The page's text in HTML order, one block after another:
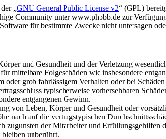
„GNU General Public License v2“ (GPL)
Community unter www.phpbb.de zur
für bestimmte Zwecke nicht untersagen
und Gesundheit und der Verletzung
mittelbare Folgeschäden wie insbesondere
grob fahrlässigem Verhalten oder bei
typischerweise vorhersehbaren
entgangenen Gewinn.
von Leben, Körper und Gesundheit oder
nach auf die vertragstypischen
zugunsten der Mitarbeiter und Erfüllungsgehilfen
unberührt.